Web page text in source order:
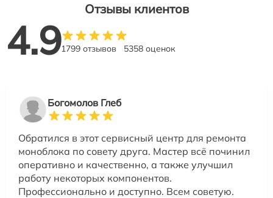
Отзывы клиентов
4.91799 отзывов 5358 оценок
Богомолов Глеб
Обратился в этот сервисный центр для ремонта
моноблока по совету друга. Мастер всё починил
оперативно и качественно, а также улучшил
работу некоторых компонентов.
Профессионально и доступно. Всем советую.